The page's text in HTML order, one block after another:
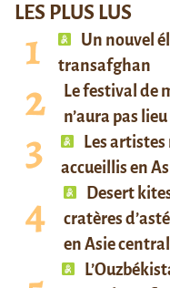
LES PLUS LUS
Un nouvel
transafghan
Le festival de
n’aura pas
Les artistes
accueillis en
Desert
cratères
en Asie